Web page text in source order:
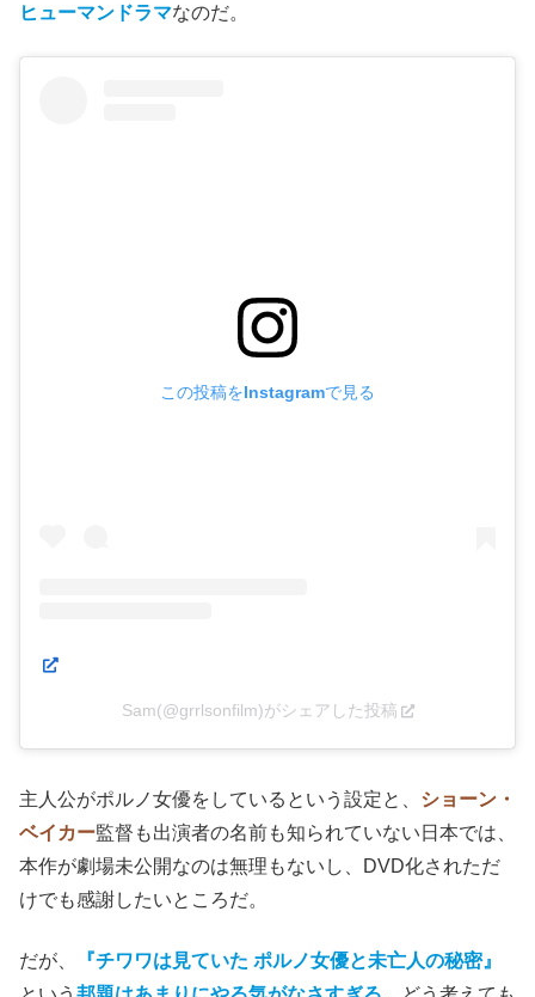
ヒューマンドラマなのだ。
この投稿をInstagramで見る
Sam(@grrlsonfilm)がシェアした投稿
主人公がポルノ女優をしているという設定と、 ショーン・
ベイカー監督も出演者の名前も知られていない日本では、
本作が劇場未公開なのは無理もないし、DVD化されただ
けでも感謝したいところだ。
だが、
『チワワは見ていた ポルノ女優と未亡人の秘密』